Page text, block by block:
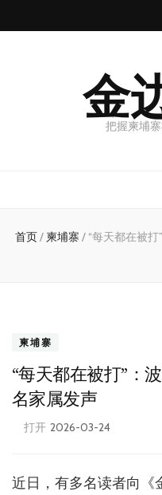
金
把握柬埔
首页/ 柬埔寨 / “每天都在被
柬埔寨
“每天都在被打”：
名家属发声
打开 2026-03-24
近日，有多名读者向《